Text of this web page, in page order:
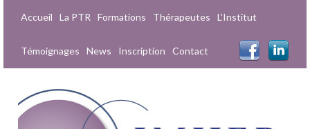
Accueil La PTR Formations Thérapeutes L’Institut
Témoignages News Inscription Contact